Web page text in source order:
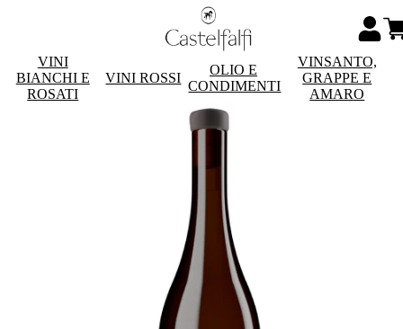
VINI
BIANCHI E
ROSATI
VINI ROSSI
OLIO E
CONDIMENTI
VINSANTO,
GRAPPE E
AMARO